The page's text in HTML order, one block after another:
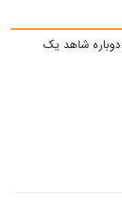
دوباره شاهد یک